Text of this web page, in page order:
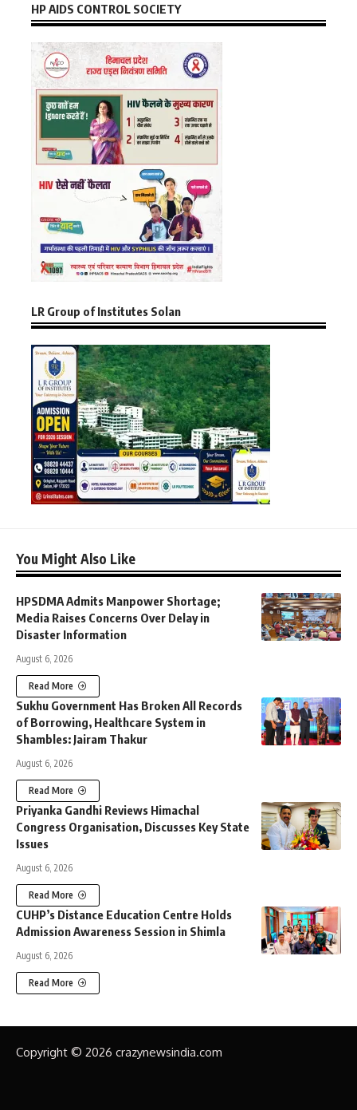
HP AIDS CONTROL SOCIETY
LR Group of Institutes Solan
You Might Also Like
HPSDMA Admits Manpower Shortage;
Media Raises Concerns Over Delay in
Disaster Information
August 6, 2026
Read More
Sukhu Government Has Broken All Records
of Borrowing, Healthcare System in
Shambles: Jairam Thakur
August 6, 2026
Read More
Priyanka Gandhi Reviews Himachal
Congress Organisation, Discusses Key State
Issues
August 6, 2026
Read More
CUHP’s Distance Education Centre Holds
Admission Awareness Session in Shimla
August 6, 2026
Read More
Copyright © 2026 crazynewsindia.com